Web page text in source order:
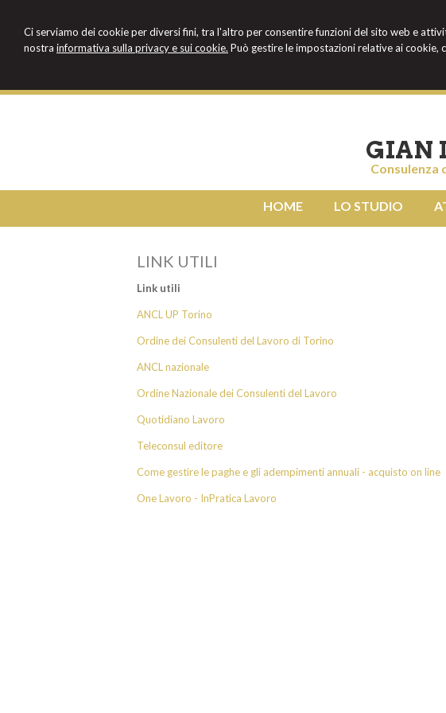
Ci serviamo dei cookie per diversi fini, tra l'altro per consentire funzioni del sito web e
nostra informativa sulla privacy e sui cookie. Può gestire le impostazioni relative ai cookie,
GIAN
Consulenza
HOME LO STUDIO
LINK UTILI
Link utili
ANCL UP Torino
Ordine dei Consulenti del Lavoro di Torino
ANCL nazionale
Ordine Nazionale dei Consulenti del Lavoro
Quotidiano Lavoro
Teleconsul editore
Come gestire le paghe e gli adempimenti annuali - acquisto on line
One Lavoro - InPratica Lavoro